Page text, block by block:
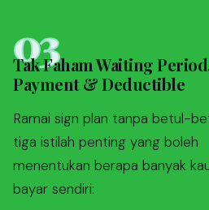
03
Tak Faham Waiting
Payment & Deductible
Ramai sign plan tanpa betul-
tiga istilah penting yang boleh
menentukan berapa banyak
bayar sendiri: